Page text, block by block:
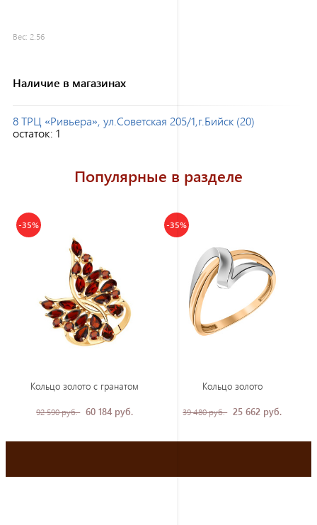
Вес: 2.56
Наличие в магазинах
8 ТРЦ «Ривьера», ул.Советская 205/1,г.Бийск (20)
остаток: 1
Популярные в разделе
-35%
Кольцо золото с гранатом
92 590 руб. 60 184 руб.
-35%
Кольцо золото
39 480 руб. 25 662 руб.